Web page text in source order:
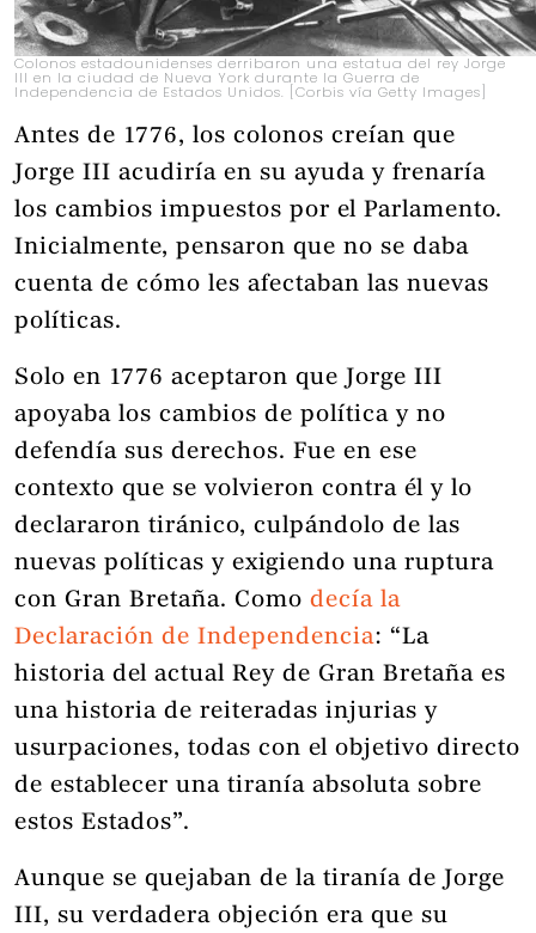
Colonos estadounidenses derribaron una estatua del rey Jorge
III en la ciudad de Nueva York durante la Guerra de
Independencia de Estados Unidos. [Corbis vía Getty Images]
Antes de 1776, los colonos creían que
Jorge III acudiría en su ayuda y frenaría
los cambios impuestos por el Parlamento.
Inicialmente, pensaron que no se daba
cuenta de cómo les afectaban las nuevas
políticas.
Solo en 1776 aceptaron que Jorge III
apoyaba los cambios de política y no
defendía sus derechos. Fue en ese
contexto que se volvieron contra él y lo
declararon tiránico, culpándolo de las
nuevas políticas y exigiendo una ruptura
con Gran Bretaña. Como decía la
Declaración de Independencia: “La
historia del actual Rey de Gran Bretaña es
una historia de reiteradas injurias y
usurpaciones, todas con el objetivo directo
de establecer una tiranía absoluta sobre
estos Estados”.
Aunque se quejaban de la tiranía de Jorge
III, su verdadera objeción era que su